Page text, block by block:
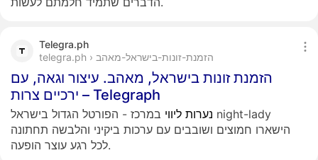
Telegra.ph
telegra.ph › הזמנת-זונות-בישראל-מאהב
הזמנת זונות בישראל, מאהב. עיצור וגאה, עם
ירכיים צרות – Telegraph
נערות ליווי במרכז - הפורטל הגדול בישראל night-lady
הישארו חמוצים ושובבים עם ערכות ביקיני והלבשה תחתונה
לכל רגע עוצר הופעה.